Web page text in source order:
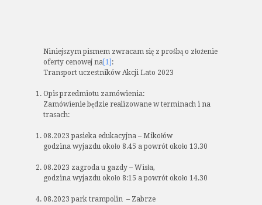
Niniejszym pismem zwracam się z prośbą o złożenie
oferty cenowej na [1] :
Transport uczestników Akcji Lato 2023
Opis przedmiotu zamówienia:
Zamówienie będzie realizowane w terminach i na
trasach:
08.2023 pasieka edukacyjna – Mikołów
godzina wyjazdu około 8.45 a powrót około 13.30
08.2023 zagroda u gazdy – Wisła,
godzina wyjazdu około 8:15 a powrót około 14.30
08.2023 park trampolin – Zabrze